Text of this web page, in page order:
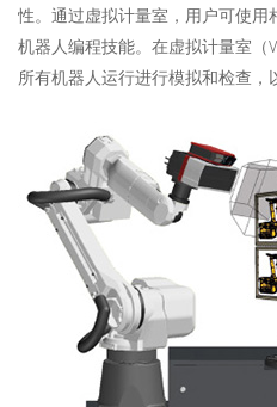
性。通过虚拟计量室，用户可使用
机器人编程技能。在虚拟计量室（
所有机器人运行进行模拟和检查，